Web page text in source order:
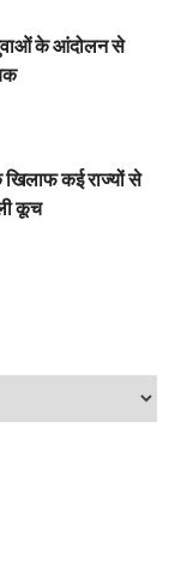
के आंदोलन से
कई राज्यों से
कूच